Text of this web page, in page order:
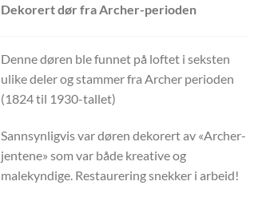
Dekorert dør fra Archer-perioden
Denne døren ble funnet på loftet i seksten
ulike deler og stammer fra Archer perioden
(1824 til 1930-tallet)
Sannsynligvis var døren dekorert av «Archer-
jentene» som var både kreative og
malekyndige. Restaurering snekker i arbeid!